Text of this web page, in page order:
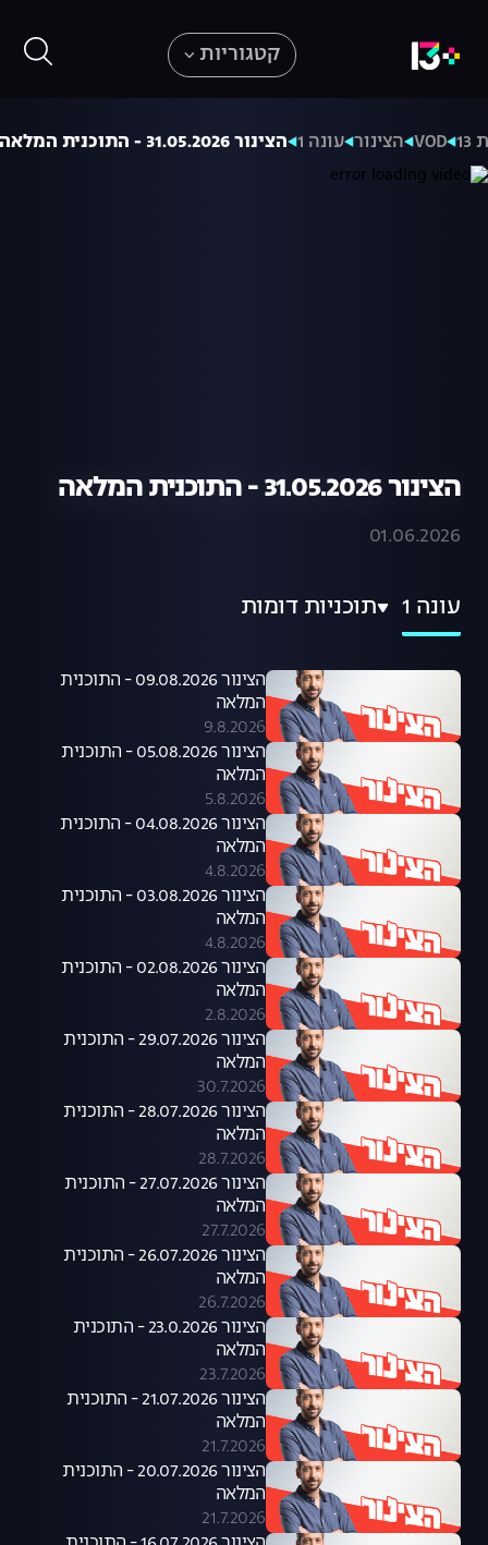
קטגוריות
VOD הצינור עונה 1 הצינור 31.05.2026 - התוכנית המלאה
הצינור 31.05.2026 - התוכנית המלאה
01.06.2026
עונה 1 תוכניות דומות
הצינור 09.08.2026 - התוכנית
המלאה
9.8.2026
הצינור 05.08.2026 - התוכנית
המלאה
5.8.2026
הצינור 04.08.2026 - התוכנית
המלאה
4.8.2026
הצינור 03.08.2026 - התוכנית
המלאה
4.8.2026
הצינור 02.08.2026 - התוכנית
המלאה
2.8.2026
הצינור 29.07.2026 - התוכנית
המלאה
30.7.2026
הצינור 28.07.2026 - התוכנית
המלאה
28.7.2026
הצינור 27.07.2026 - התוכנית
המלאה
27.7.2026
הצינור 26.07.2026 - התוכנית
המלאה
26.7.2026
הצינור 23.0.2026 - התוכנית
המלאה
23.7.2026
הצינור 21.07.2026 - התוכנית
המלאה
21.7.2026
הצינור 20.07.2026 - התוכנית
המלאה
21.7.2026